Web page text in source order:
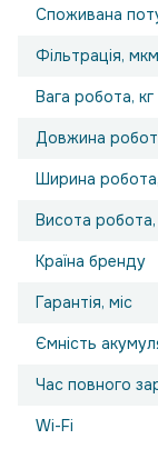
Споживана
Фільтрація, мкм
Вага робота, кг
Довжина
Ширина
Висота
Країна бренду
Гарантія, міс
Ємність
Час повного
Wi-Fi